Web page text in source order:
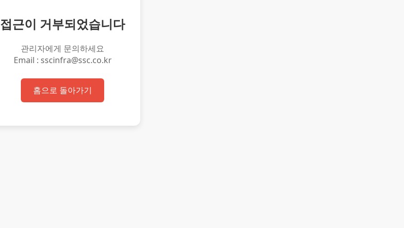
접근이 거부되었습니다
관리자에게 문의하세요
Email : sscinfra@ssc.co.kr
홈으로 돌아가기